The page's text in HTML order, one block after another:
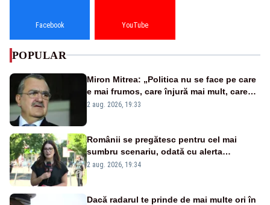
Facebook YouTube
POPULAR
Miron Mitrea: „Politica nu se face pe care
e mai frumos, care înjură mai mult, care
țipă mai tare, ci pe proiecte”
2 aug. 2026, 19:33
Românii se pregătesc pentru cel mai
sumbru scenariu, odată cu alerta
energetică
2 aug. 2026, 19:34
Dacă radarul te prinde de mai multe ori în